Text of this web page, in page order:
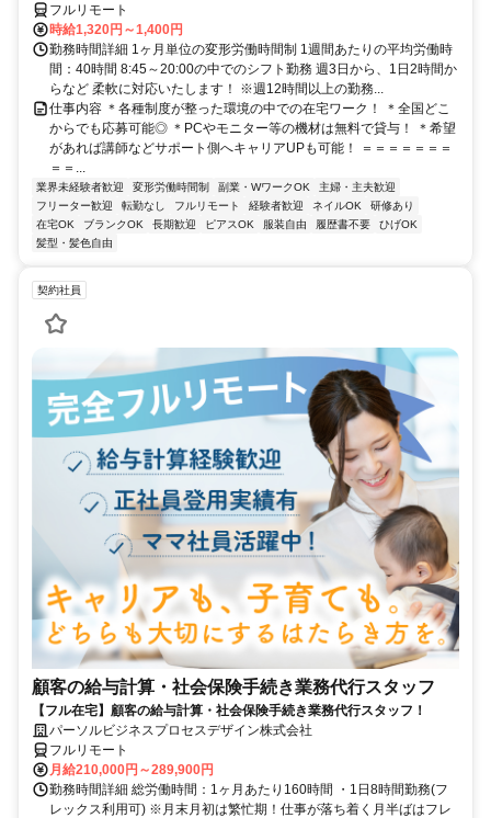
フルリモート
時給1,320円～1,400円
勤務時間詳細 1ヶ月単位の変形労働時間制 1週間あたりの平均労働時
間：40時間 8:45～20:00の中でのシフト勤務 週3日から、1日2時間か
らなど 柔軟に対応いたします！ ※週12時間以上の勤務...
仕事内容 ＊各種制度が整った環境の中での在宅ワーク！ ＊全国どこ
からでも応募可能◎ ＊PCやモニター等の機材は無料で貸与！ ＊希望
があれば講師などサポート側へキャリアUPも可能！ ＝＝＝＝＝＝＝
＝＝...
業界未経験者歓迎 変形労働時間制 副業・WワークOK
主婦・主夫歓迎
フリーター歓迎
転勤なし フルリモート 経験者歓迎 ネイルOK
研修あり
在宅OK
ブランクOK 長期歓迎 ピアスOK 服装自由 履歴書不要
ひげOK
髪型・髪色自由
契約社員
顧客の給与計算・社会保険手続き業務代行スタッフ
【フル在宅】顧客の給与計算・社会保険手続き業務代行スタッフ！
パーソルビジネスプロセスデザイン株式会社
フルリモート
月給210,000円～289,900円
勤務時間詳細 総労働時間：1ヶ月あたり160時間 ・1日8時間勤務(フ
レックス利用可) ※月末月初は繁忙期！仕事が落ち着く月半ばはフレ